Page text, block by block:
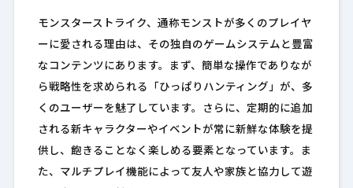
モンスターストライク、通称モンストが多くのプレイヤ
ーに愛される理由は、その独自のゲームシステムと豊富
なコンテンツにあります。まず、簡単な操作でありなが
ら戦略性を求められる「ひっぱりハンティング」が、多
くのユーザーを魅了しています。さらに、定期的に追加
される新キャラクターやイベントが常に新鮮な体験を提
供し、飽きることなく楽しめる要素となっています。ま
た、マルチプレイ機能によって友人や家族と協力して遊